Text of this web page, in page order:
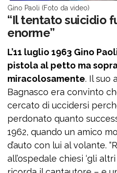
Gino Paoli (Foto da video)
“Il tentato suicidio
enorme”
L’11 luglio 1963 Gino
pistola al petto ma
miracolosamente. Il suo
Bagnasco era convinto
cercato di uccidersi
perdonato quanto
1962, quando un amico
d’auto con lui al volante.
all’ospedale chiesi ‘gli